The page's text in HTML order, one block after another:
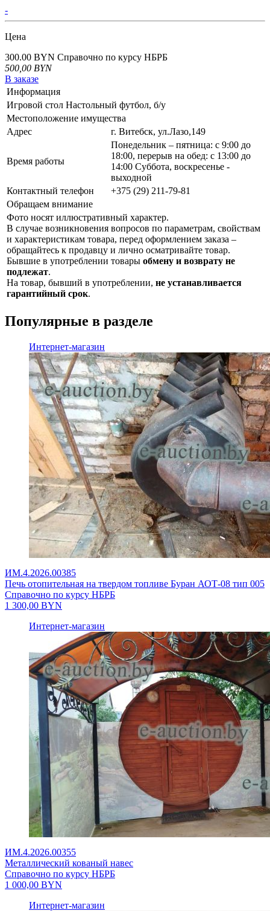
-
Цена
300.00 BYN Справочно по курсу НБРБ
500,00 BYN
В заказе
Информация
Игровой стол Настольный футбол, б/у
Местоположение имущества
Адрес
г. Витебск, ул.Лазо,149
Время работы
Понедельник – пятница: с 9:00 до
18:00, перерыв на обед: с 13:00 до
14:00 Суббота, воскресенье -
выходной
Контактный телефон
+375 (29) 211-79-81
Обращаем внимание
Фото носят иллюстративный характер.
В случае возникновения вопросов по параметрам, свойствам
и характеристикам товара, перед оформлением заказа –
обращайтесь к продавцу и лично осматривайте товар.
Бывшие в употреблении товары обмену и возврату не
подлежат.
На товар, бывший в употреблении, не устанавливается
гарантийный срок.
Популярные в разделе
Интернет-магазин
ИМ.4.2026.00385
Печь отопительная на твердом топливе Буран АОТ-08 тип 005
Справочно по курсу НБРБ
1 300,00 BYN
Интернет-магазин
ИМ.4.2026.00355
Металлический кованый навес
Справочно по курсу НБРБ
1 000,00 BYN
Интернет-магазин